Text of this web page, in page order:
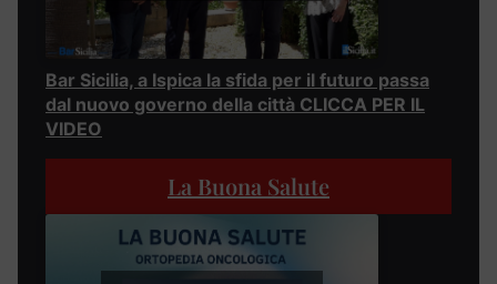
Bar Sicilia, a Ispica la sfida per il futuro passa
dal nuovo governo della città CLICCA PER IL
VIDEO
La Buona Salute